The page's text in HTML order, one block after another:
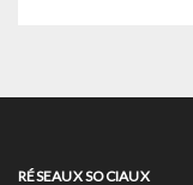
RÉSEAUX SOCIAUX